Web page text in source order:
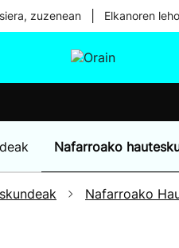
zuzenean Elkanoren
Nafarroako
Nafarroako